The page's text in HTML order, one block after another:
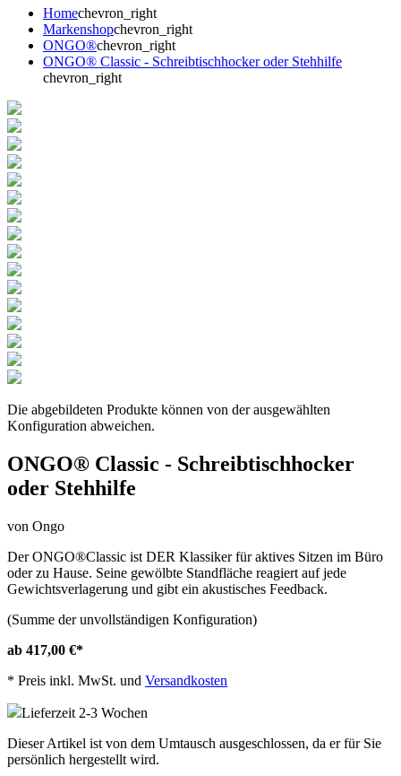
Homechevron_right
Markenshopchevron_right
ONGO®chevron_right
ONGO® Classic - Schreibtischhocker oder Stehhilfe
chevron_right
Die abgebildeten Produkte können von der ausgewählten
Konfiguration abweichen.
ONGO® Classic - Schreibtischhocker
oder Stehhilfe
von Ongo
Der ONGO®Classic ist DER Klassiker für aktives Sitzen im Büro
oder zu Hause. Seine gewölbte Standfläche reagiert auf jede
Gewichtsverlagerung und gibt ein akustisches Feedback.
(Summe der unvollständigen Konfiguration)
ab 417,00 €*
* Preis inkl. MwSt. und Versandkosten
Lieferzeit 2-3 Wochen
Dieser Artikel ist von dem Umtausch ausgeschlossen, da er für Sie
persönlich hergestellt wird.